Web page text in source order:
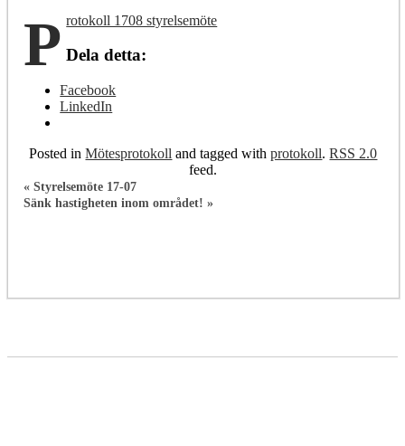
P rotokoll 1708 styrelsemöte
Dela detta:
Facebook
LinkedIn
Posted inMötesprotokoll and tagged withprotokoll.RSS 2.0
feed.
« Styrelsemöte 17-07
Sänk hastigheten inom området! »